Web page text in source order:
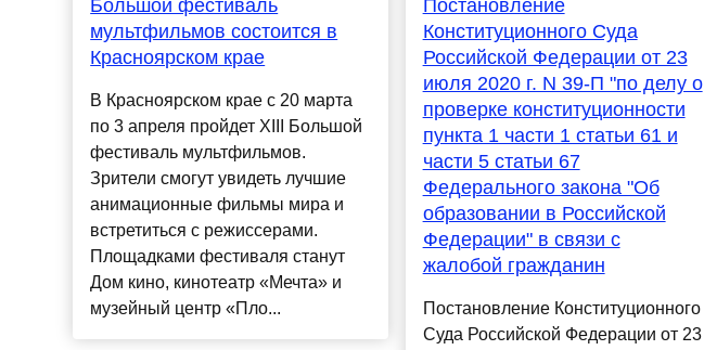
Большой фестиваль
мультфильмов состоится в
Красноярском крае
В Красноярском крае с 20 марта
по 3 апреля пройдет XIII Большой
фестиваль мультфильмов.
Зрители смогут увидеть лучшие
анимационные фильмы мира и
встретиться с режиссерами.
Площадками фестиваля станут
Дом кино, кинотеатр «Мечта» и
музейный центр «Пло...
Постановление
Конституционного Суда
Российской Федерации от 23
июля 2020 г. N 39-П "по делу о
проверке конституционности
пункта 1 части 1 статьи 61 и
части 5 статьи 67
Федерального закона "Об
образовании в Российской
Федерации" в связи с
жалобой гражданин
Постановление Конституционного
Суда Российской Федерации от 23